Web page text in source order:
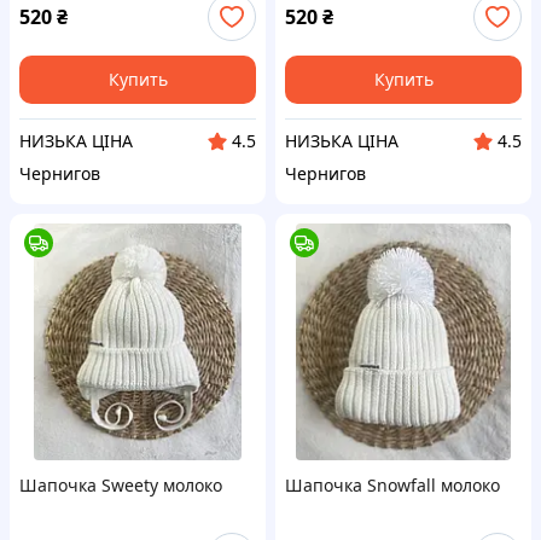
520₴
Купить
НИЗЬКА ЦІНА
4.5
Чернигов
520₴
Купить
НИЗЬКА ЦІНА
4.5
Чернигов
Шапочка Sweety молоко Шапочка Snowfall молоко